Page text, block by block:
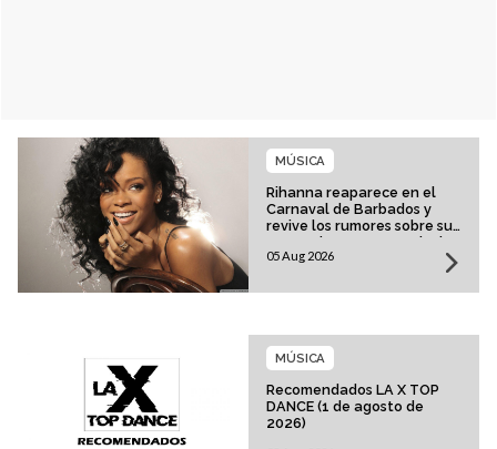
Rihanna reaparece en el
Carnaval de Barbados y
revive los rumores sobre su
esperado regreso musical
MÚSICA
05 Aug 2026
Recomendados LA X TOP
DANCE (1 de agosto de
2026)
MÚSICA